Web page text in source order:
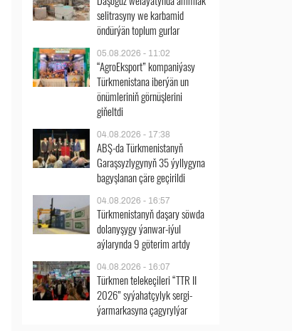
selitrasyny we karbamid
öndürýän toplum gurlar
05.08.2026 - 11:02
“AgroEksport” kompaniýasy
Türkmenistana iberýän un
önümleriniň görnüşlerini
giňeltdi
04.08.2026 - 17:38
ABŞ-da Türkmenistanyň
Garaşsyzlygynyň 35 ýyllygyna
bagyşlanan çäre geçirildi
04.08.2026 - 16:57
Türkmenistanyň daşary söwda
dolanyşygy ýanwar-iýul
aýlarynda 9 göterim artdy
04.08.2026 - 16:07
Türkmen telekeçileri “TTR II
2026” syýahatçylyk sergi-
ýarmarkasyna çagyrylýar